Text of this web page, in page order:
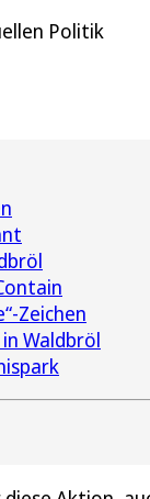
Politik
Zeichen
Waldbröl